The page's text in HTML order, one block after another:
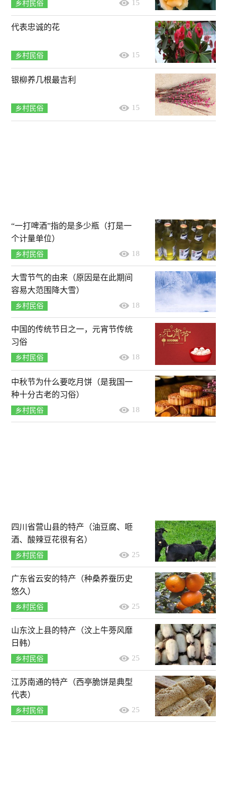
乡村民俗 15
代表忠诚的花
乡村民俗 15
银柳养几根最吉利
乡村民俗 15
“一打啤酒”指的是多少瓶（打是一
个计量单位）
乡村民俗 18
大雪节气的由来（原因是在此期间
容易大范围降大雪）
乡村民俗 18
中国的传统节日之一，元宵节传统
习俗
乡村民俗 18
中秋节为什么要吃月饼（是我国一
种十分古老的习俗）
乡村民俗 18
四川省营山县的特产（油豆腐、咂
酒、酸辣豆花很有名）
乡村民俗 25
广东省云安的特产（种桑养蚕历史
悠久）
乡村民俗 25
山东汶上县的特产（汶上牛蒡风靡
日韩）
乡村民俗 25
江苏南通的特产（西亭脆饼是典型
代表）
乡村民俗 25